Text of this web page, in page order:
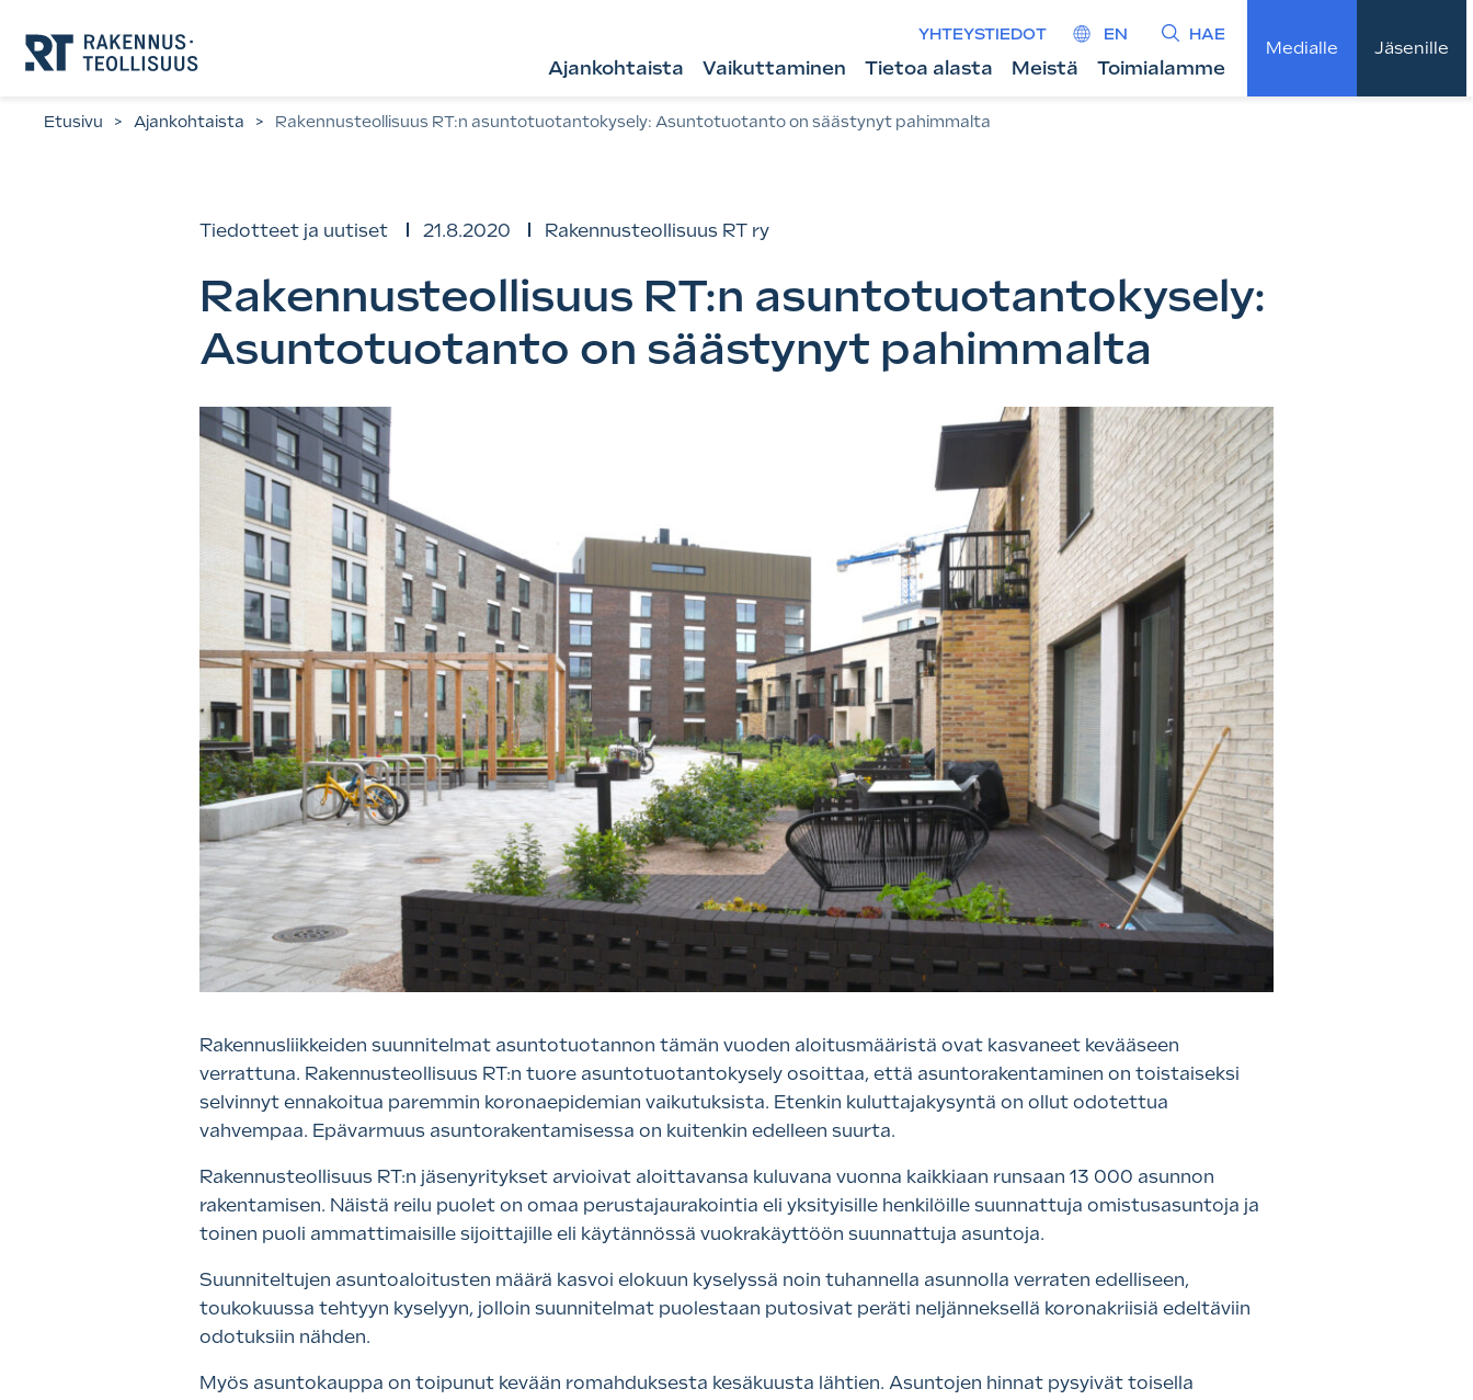
suoraan
sisältöön.
YHTEYSTIEDOT EN HAE
Ajankohtaista Vaikuttaminen Tietoa alasta Meistä Toimialamme
Medialle Jäsenille
Etusivu > Ajankohtaista > Rakennusteollisuus RT:n asuntotuotantokysely: Asuntotuotanto on säästynyt pahimmalta
Tiedotteet ja uutiset 21.8.2020 Rakennusteollisuus RT ry
Rakennusteollisuus RT:n asuntotuotantokysely:
Asuntotuotanto on säästynyt pahimmalta
Rakennusliikkeiden suunnitelmat asuntotuotannon tämän vuoden aloitusmääristä ovat kasvaneet kevääseen
verrattuna. Rakennusteollisuus RT:n tuore asuntotuotantokysely osoittaa, että asuntorakentaminen on toistaiseksi
selvinnyt ennakoitua paremmin koronaepidemian vaikutuksista. Etenkin kuluttajakysyntä on ollut odotettua
vahvempaa. Epävarmuus asuntorakentamisessa on kuitenkin edelleen suurta.
Rakennusteollisuus RT:n jäsenyritykset arvioivat aloittavansa kuluvana vuonna kaikkiaan runsaan 13 000 asunnon
rakentamisen. Näistä reilu puolet on omaa perustajaurakointia eli yksityisille henkilöille suunnattuja omistusasuntoja ja
toinen puoli ammattimaisille sijoittajille eli käytännössä vuokrakäyttöön suunnattuja asuntoja.
Suunniteltujen asuntoaloitusten määrä kasvoi elokuun kyselyssä noin tuhannella asunnolla verraten edelliseen,
toukokuussa tehtyyn kyselyyn, jolloin suunnitelmat puolestaan putosivat peräti neljänneksellä koronakriisiä edeltäviin
odotuksiin nähden.
Myös asuntokauppa on toipunut kevään romahduksesta kesäkuusta lähtien. Asuntojen hinnat pysyivät toisella